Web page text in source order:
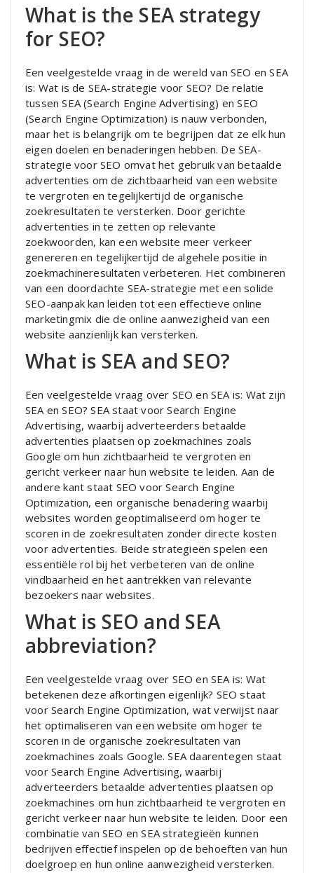
What is the SEA strategy
for SEO?
Een veelgestelde vraag in de wereld van SEO en SEA
is: Wat is de SEA-strategie voor SEO? De relatie
tussen SEA (Search Engine Advertising) en SEO
(Search Engine Optimization) is nauw verbonden,
maar het is belangrijk om te begrijpen dat ze elk hun
eigen doelen en benaderingen hebben. De SEA-
strategie voor SEO omvat het gebruik van betaalde
advertenties om de zichtbaarheid van een website
te vergroten en tegelijkertijd de organische
zoekresultaten te versterken. Door gerichte
advertenties in te zetten op relevante
zoekwoorden, kan een website meer verkeer
genereren en tegelijkertijd de algehele positie in
zoekmachineresultaten verbeteren. Het combineren
van een doordachte SEA-strategie met een solide
SEO-aanpak kan leiden tot een effectieve online
marketingmix die de online aanwezigheid van een
website aanzienlijk kan versterken.
What is SEA and SEO?
Een veelgestelde vraag over SEO en SEA is: Wat zijn
SEA en SEO? SEA staat voor Search Engine
Advertising, waarbij adverteerders betaalde
advertenties plaatsen op zoekmachines zoals
Google om hun zichtbaarheid te vergroten en
gericht verkeer naar hun website te leiden. Aan de
andere kant staat SEO voor Search Engine
Optimization, een organische benadering waarbij
websites worden geoptimaliseerd om hoger te
scoren in de zoekresultaten zonder directe kosten
voor advertenties. Beide strategieën spelen een
essentiële rol bij het verbeteren van de online
vindbaarheid en het aantrekken van relevante
bezoekers naar websites.
What is SEO and SEA
abbreviation?
Een veelgestelde vraag over SEO en SEA is: Wat
betekenen deze afkortingen eigenlijk? SEO staat
voor Search Engine Optimization, wat verwijst naar
het optimaliseren van een website om hoger te
scoren in de organische zoekresultaten van
zoekmachines zoals Google. SEA daarentegen staat
voor Search Engine Advertising, waarbij
adverteerders betaalde advertenties plaatsen op
zoekmachines om hun zichtbaarheid te vergroten en
gericht verkeer naar hun website te leiden. Door een
combinatie van SEO en SEA strategieën kunnen
bedrijven effectief inspelen op de behoeften van hun
doelgroep en hun online aanwezigheid versterken.